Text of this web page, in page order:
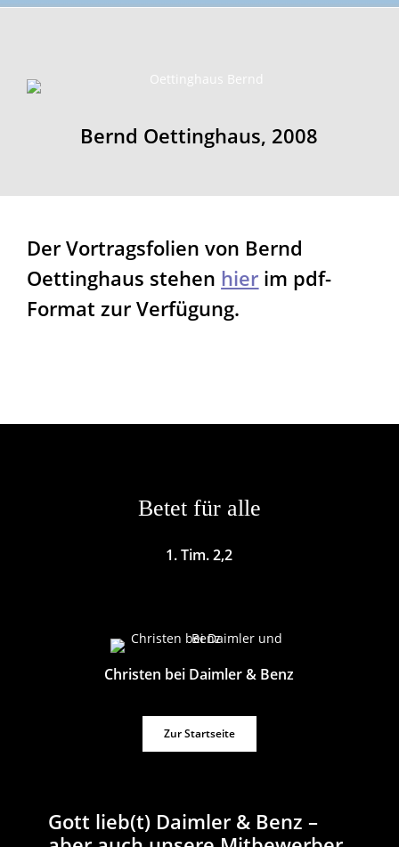
Bernd Oettinghaus, 2008
Der Vortragsfolien von Bernd
Oettinghaus stehen hier im pdf-
Format zur Verfügung.
Betet für alle
1. Tim. 2,2
Christen bei Daimler & Benz
Zur Startseite
Gott lieb(t) Daimler & Benz –